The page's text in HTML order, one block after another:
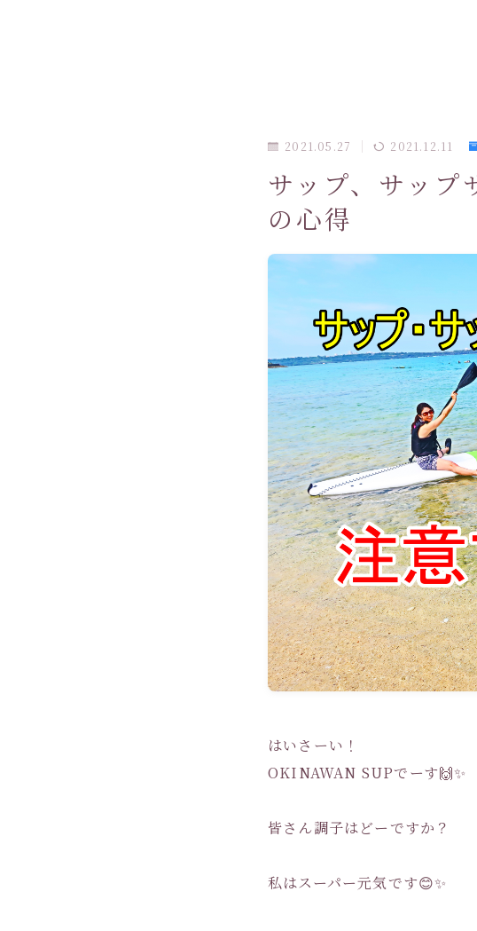
2021.05.27 2021.12.11
サップ、サップ
の心得
はいさーい！
OKINAWAN SUPでーす🙌✨
皆さん調子はどーですか？
私はスーパー元気です😊✨